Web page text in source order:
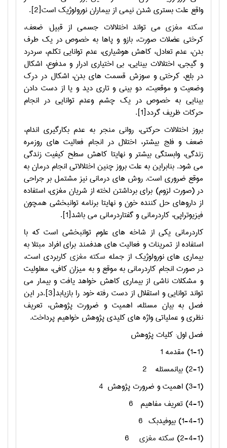
واقع علت بستری شدن نیمی از بیماران نورولوژیک است[2].
سکته مغزی می تواند اختلالات جسمی از قبیل: ضعف،
کرختی عضلات صورت، بازو و پاها به خصوص در یک طرف
بدن، عدم تعادل، کاهش هوشیاری، عدم توانایی تکلم، سردرد
و گیجی، اختلالات بینایی، بی اختیاری ادرار و مدفوع، اشکال
در بلع، کرختی و سوزش قسمت های بدن، اشکال در درک
وضعیت و موقعیت، دو بینی و تاری دید و یا از دست دادن
بینایی به خصوص در یک چشم وعدم توانایی در انجام
حرکات ظریف گردد[1].
بروز اختلالات حرکتی، روانی منجر به عدم بکارگیری اندام،
ضعف و فلج بیشتر، اختلال در انجام فعالیت های روزمره
زندگی، وابستگی بیشتر و نهایتا کاهش سطح کیفیت زندگی
می شود. بنابراین به علت بروز چنین اختلالاتی انجام درمان به
موقع ضروری است. روش های درمانی نیز مشتمل بر جراحی
در (صورت لزوم) برای برداشتن لخته از شریان مغزی، استفاده
از داروهای حل کننده خون و نهایتا برنامه توانبخشی همچون
فیزیوتراپی، کاردرمانی و گفتاردرمانی می باشد[1].
کاردرمانی یکی از شاخه های علوم توانبخشی است که با
استفاده از تمرینات و فعالیت های هدفمند برای افراد مبتلا به
بیماری های نورولوژیک از جمله سکته مغزی کاربردی است،
در صورت انجام کاردرمانی به موقع و به میزان کافی، معلولیت
و مشکلات ناشی از بیماری کاهش خواهد یافت و بیمار می
تواند توانایی و استقلال از دست رفته خود را بازیابد[3].در این
فصل به بیان مسئله، اهمیت و ضرورت پژوهش، تعریف
نظری و عملیاتی واژه های کلیدی پژوهش خواهیم پرداخت.
فصل اول: کلیات پژوهش
(1-1) مقدمه 1
(2-1) بیانمسئله
2
(3-1) اهمیت و ضرورت پژوهش
4
(4-1) تعریف مفاهیم
6
(1-4-1) بیوفیدبک
6
(2-4-1)
سکته مغزی
6